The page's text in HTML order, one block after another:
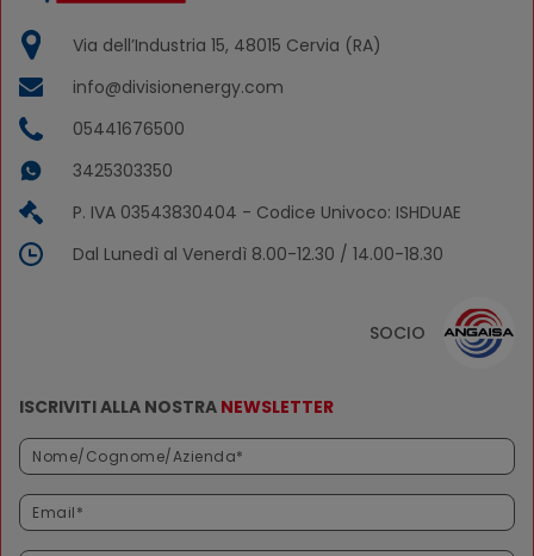
Via dell’Industria 15, 48015 Cervia (RA)
info@divisionenergy.com
05441676500
3425303350
P. IVA 03543830404 - Codice Univoco: ISHDUAE
Dal Lunedì al Venerdì 8.00-12.30 / 14.00-18.30
SOCIO
ISCRIVITI ALLA NOSTRA NEWSLETTER